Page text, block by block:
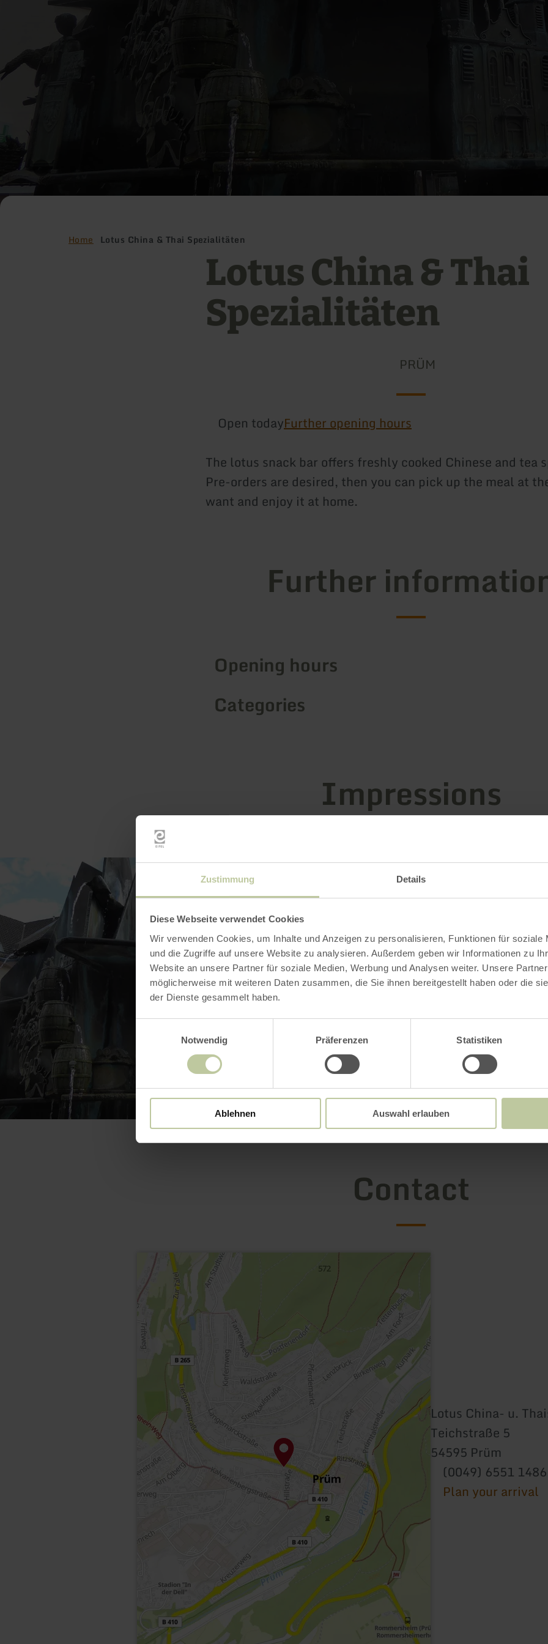
Zustimmung Details
Diese Webseite verwendet Cookies
Wir verwenden Cookies, um Inhalte und Anzeigen zu personalisieren, Funktionen für soziale
und die Zugriffe auf unsere Website zu analysieren. Außerdem geben wir Informationen zu
Website an unsere Partner für soziale Medien, Werbung und Analysen weiter. Unsere
möglicherweise mit weiteren Daten zusammen, die Sie ihnen bereitgestellt haben oder die
der Dienste gesammelt haben.
Notwendig
Präferenzen Statistiken
Ablehnen Auswahl erlauben
Home Lotus China & Thai Spezialitäten
Lotus China & Thai
Spezialitäten
PRÜM
Open todayFurther opening hours
The lotus snack bar offers freshly cooked Chinese and tea
Pre-orders are desired, then you can pick up the meal at
want and enjoy it at home.
Further
Opening hours
Categories
Impressions
Contact
Lotus China- u.
Teichstraße 5
54595 Prüm
(0049) 6551
Plan your arrival